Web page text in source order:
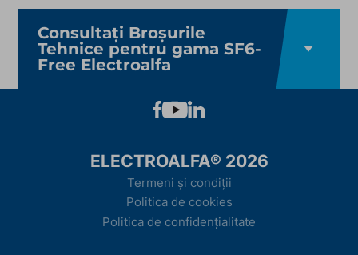
Consultați Broșurile
Tehnice pentru gama SF6-
Free Electroalfa
ELECTROALFA® 2026
Termeni și condiții
Politica de cookies
Politica de confidențialitate